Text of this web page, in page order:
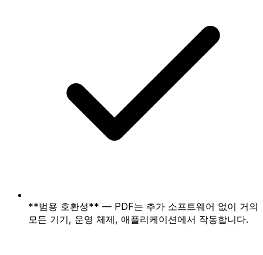
**범용 호환성** — PDF는 추가 소프트웨어 없이 거의
모든 기기, 운영 체제, 애플리케이션에서 작동합니다.